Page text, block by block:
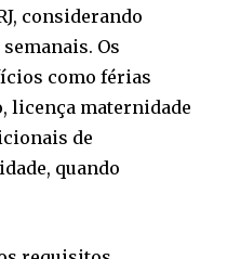
considerando
Os
como férias
licença maternidade
de
quando